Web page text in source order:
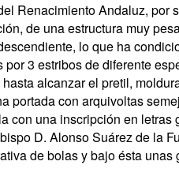
Renacimiento Andaluz,
de una estructura muy
lo que ha
3 estribos de diferente
alcanzar el pretil,
portada con arquivoltas
con una inscripción en letras
D. Alonso Suárez de la
de bolas y bajo ésta